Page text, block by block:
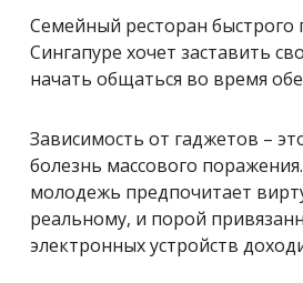
Семейный ресторан быстрого
Сингапуре хочет заставить
начать общаться во время
Зависимость от гаджетов –
болезнь массового
молодежь предпочитает
реальному, и порой
электронных устройств